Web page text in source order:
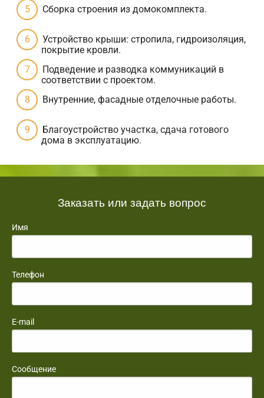
Сборка строения из домокомплекта.
Устройство крыши: стропила, гидроизоляция,
покрытие кровли.
Подведение и разводка коммуникаций в
соответствии с проектом.
Внутренние, фасадные отделочные работы.
Благоустройство участка, сдача готового
дома в эксплуатацию.
Заказать или задать вопрос
Имя
Телефон
E-mail
Сообщение